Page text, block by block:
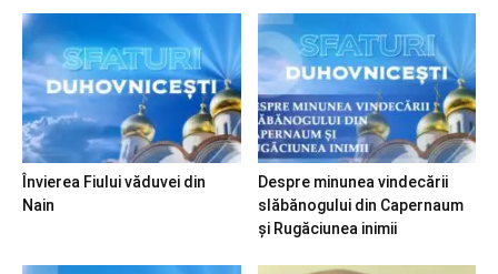
Învierea Fiului văduvei din
Nain
Despre minunea vindecării
slăbănogului din Capernaum
și Rugăciunea inimii